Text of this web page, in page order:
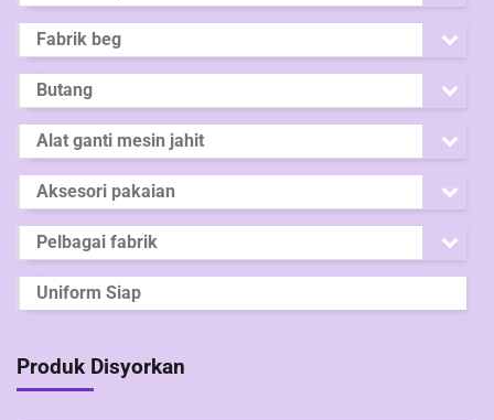
Fabrik beg
Butang
Alat ganti mesin jahit
Aksesori pakaian
Pelbagai fabrik
Uniform Siap
Produk Disyorkan